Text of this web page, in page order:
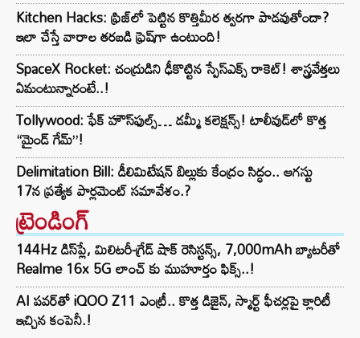
Kitchen Hacks: ఫ్రిజ్‌లో పెట్టిన కొత్తిమీర త్వరగా పాడవుతోందా?
ఇలా చేస్తే వారాల తరబడి ఫ్రెష్‌గా ఉంటుంది!
SpaceX Rocket: చంద్రుడిని ఢీకొట్టిన స్పేస్‌ఎక్స్ రాకెట్! శాస్త్రవేత్తలు
ఏమంటున్నారంటే..!
Tollywood: ఫేక్ హౌస్‌ఫుల్స్… డమ్మీ కలెక్షన్స్! టాలీవుడ్‌లో కొత్త
“మైండ్ గేమ్”!
Delimitation Bill: డీలిమిటేషన్ బిల్లుకు కేంద్రం సిద్ధం.. ఆగస్టు
17న ప్రత్యేక పార్లమెంట్ సమావేశం.?
ట్రెండింగ్‌
144Hz డిస్‌ప్లే, మిలిటరీ-గ్రేడ్ షాక్ రెసిస్టన్స్, 7,000mAh బ్యాటరీతో
Realme 16x 5G లాంచ్ కు ముహూర్తం ఫిక్స్..!
AI పవర్‌తో iQOO Z11 ఎంట్రీ.. కొత్త డిజైన్, స్మార్ట్ ఫీచర్లపై క్లారిటీ
ఇచ్చిన కంపెనీ.!